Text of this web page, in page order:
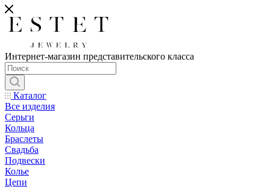
Интернет-магазин представительского класса
Каталог
Все изделия
Серьги
Кольца
Браслеты
Свадьба
Подвески
Колье
Цепи